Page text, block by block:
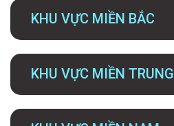
KHU VỰC MIỀN BẮC
KHU VỰC MIỀN TRUNG